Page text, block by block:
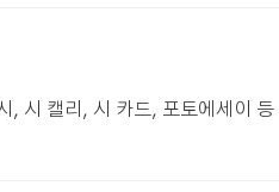
, 시 캘리, 시 카드, 포토에세이 등